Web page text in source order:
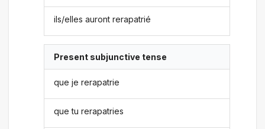
ils/elles auront rerapatrié
Present subjunctive tense
que je rerapatrie
que tu rerapatries